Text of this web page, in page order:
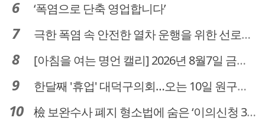
‘폭염으로 단축 영업합니다’
극한 폭염 속 안전한 열차 운행을 위한 선로관리
[아침을 여는 명언 캘리] 2026년 8월7일 금요일
한달째 '휴업' 대덕구의회…오는 10일 원구성 다시 돌입
檢 보완수사 폐지 형소법에 숨은 ‘이의신청 3개월 제한’…황운하는 30일 추진